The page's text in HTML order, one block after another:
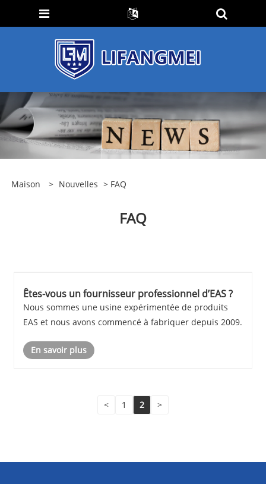
Maison > Nouvelles > FAQ
FAQ
Êtes-vous un fournisseur professionnel d’EAS ?
Nous sommes une usine expérimentée de produits
EAS et nous avons commencé à fabriquer depuis 2009.
En savoir plus
< 1 2 >